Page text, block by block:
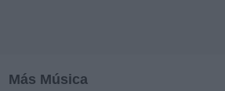
Más Música